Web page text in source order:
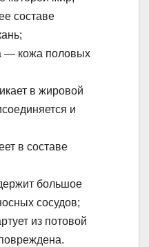
составе
— кожа половых
в жировой
и
в составе
большое
сосудов;
из потовой